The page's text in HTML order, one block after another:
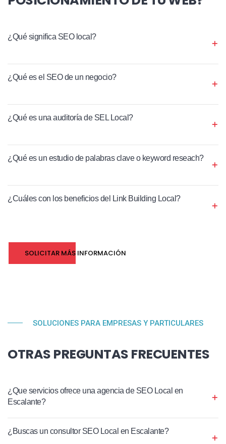
¿Qué significa SEO local?
¿Qué es el SEO de un negocio?
¿Qué es una auditoría de SEL Local?
¿Qué es un estudio de palabras clave o keyword reseach?
¿Cuáles con los beneficios del Link Building Local?
SOLICITAR MÁS INFORMACIÓN
SOLUCIONES PARA EMPRESAS Y PARTICULARES
OTRAS PREGUNTAS FRECUENTES
¿Que servicios ofrece una agencia de SEO Local en
Escalante?
¿Buscas un consultor SEO Local en Escalante?